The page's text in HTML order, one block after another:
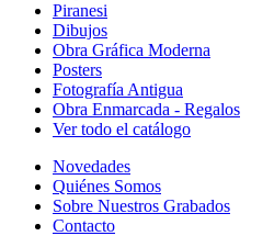
Piranesi
Dibujos
Obra Gráfica Moderna
Posters
Fotografía Antigua
Obra Enmarcada - Regalos
Ver todo el catálogo
Novedades
Quiénes Somos
Sobre Nuestros Grabados
Contacto